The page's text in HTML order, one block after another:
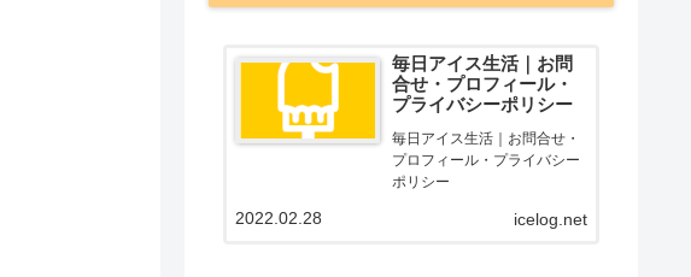
毎日アイス生活｜お問
合せ・プロフィール・
プライバシーポリシー
毎日アイス生活｜お問合せ・
プロフィール・プライバシー
ポリシー
icelog.net
2022.02.28